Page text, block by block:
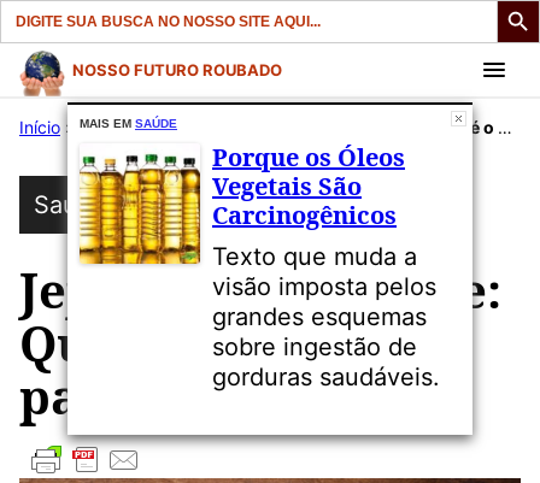
Search
for:
Pular
para
conteúdo
NOSSO FUTURO ROUBADO
Início » Publicações» Jejum intermitente: Qual é o segredo para o sucesso?
Saúde
Jejum intermitente:
Qual é o segredo
para o sucesso?
MAIS EM SAÚDE
Porque os Óleos
Vegetais São
Carcinogênicos
Texto que muda a
visão imposta pelos
grandes esquemas
sobre ingestão de
gorduras saudáveis.